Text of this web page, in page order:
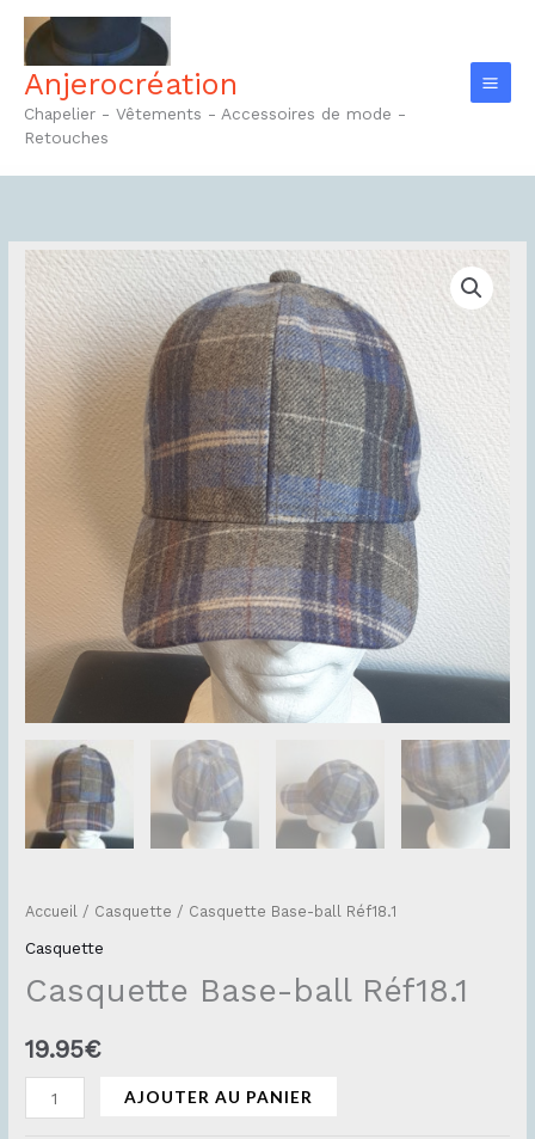
Aller
contenuAnjerocréation
Chapelier - Vêtements - Accessoires de mode -
Retouches
Accueil / Casquette / Casquette Base-ball Réf18.1
Casquette
Casquette Base-ball Réf18.1
19.95€
quantité
de
Casquette
Base-
ball
Réf18.1
AJOUTER AU PANIER